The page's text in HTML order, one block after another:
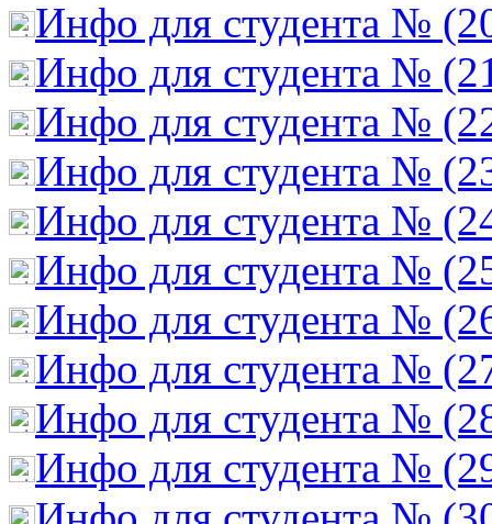
Инфо для студента №
Инфо для студента №
Инфо для студента №
Инфо для студента №
Инфо для студента №
Инфо для студента №
Инфо для студента №
Инфо для студента №
Инфо для студента №
Инфо для студента №